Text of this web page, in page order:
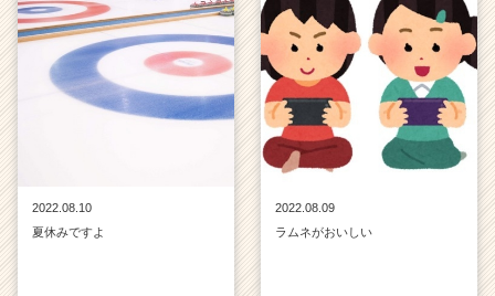
2022.08.10
夏休みですよ
2022.08.09
ラムネがおいしい